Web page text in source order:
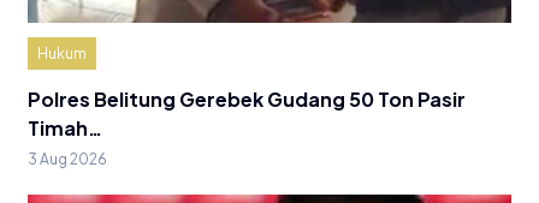
Hukum
Polres Belitung Gerebek Gudang 50 Ton Pasir
Timah…
3 Aug 2026